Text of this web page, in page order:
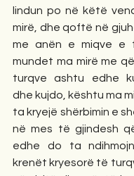
lindun po në këtë
mirë, dhe qoftë në
me anën e miqve e
mundet ma mirë me
turqve ashtu edhe
dhe kujdo, kështu ma
ta kryejë shërbimin e
në mes të gjindesh
edhe do ta
krenët kryesorë të